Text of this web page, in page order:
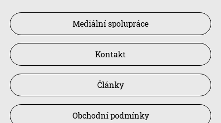
Mediální spolupráce
Kontakt
Články
Obchodní podmínky